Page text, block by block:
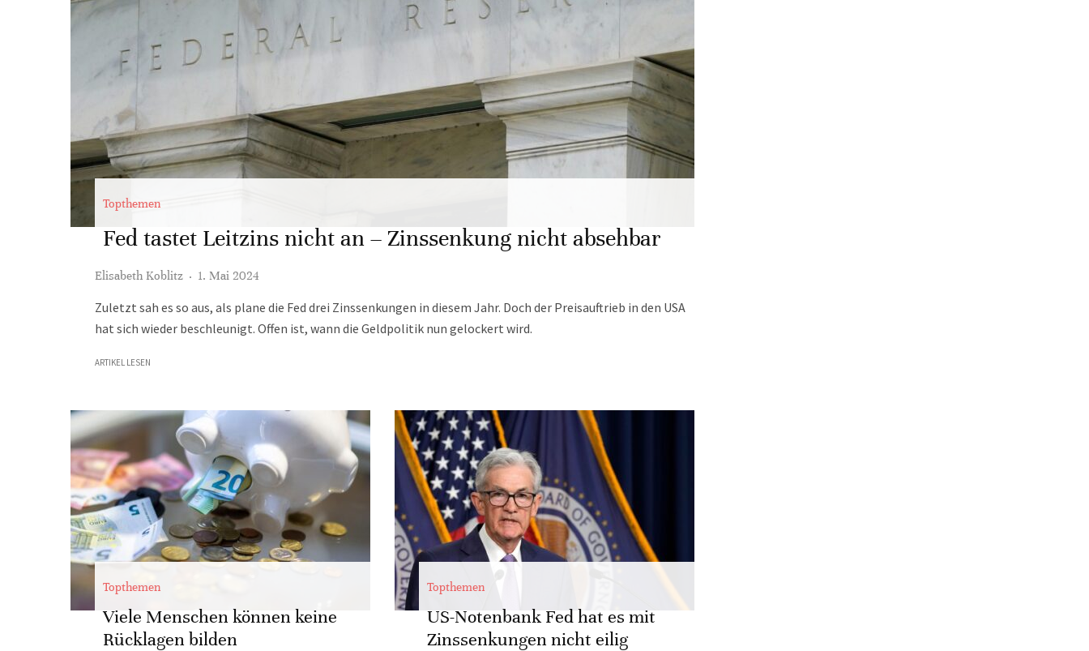
Topthemen
Fed tastet Leitzins nicht an – Zinssenkung nicht absehbar
Elisabeth Koblitz · 1. Mai 2024
Zuletzt sah es so aus, als plane die Fed drei Zinssenkungen in diesem Jahr. Doch der Preisauftrieb in den USA
hat sich wieder beschleunigt. Offen ist, wann die Geldpolitik nun gelockert wird.
ARTIKEL LESEN
Topthemen
Viele Menschen können keine
Rücklagen bilden
Topthemen
US-Notenbank Fed hat es mit
Zinssenkungen nicht eilig